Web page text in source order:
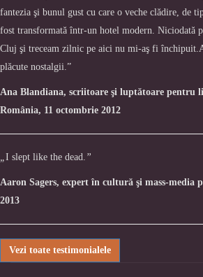
fantezia şi bunul gust cu care o veche clădire, de
fost transformată într-un hotel modern. Niciodată
Cluj şi treceam zilnic pe aici nu mi-aş fi
plăcute nostalgii.”
Ana Blandiana, scriitoare şi luptătoare pentru
România, 11 octombrie 2012
I slept like the dead. ”
Aaron Sagers, expert în cultură şi mass-media
2013
Vezi toate testimonialele